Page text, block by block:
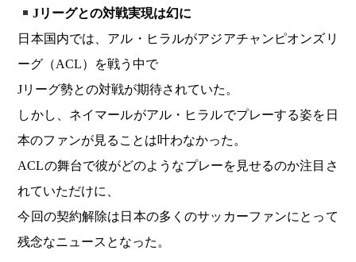
Jリーグとの対戦実現は幻に
日本国内では、アル・ヒラルがアジアチャンピオンズリ
ーグ（ACL）を戦う中で
Jリーグ勢との対戦が期待されていた。
しかし、ネイマールがアル・ヒラルでプレーする姿を日
本のファンが見ることは叶わなかった。
ACLの舞台で彼がどのようなプレーを見せるのか注目さ
れていただけに、
今回の契約解除は日本の多くのサッカーファンにとって
残念なニュースとなった。